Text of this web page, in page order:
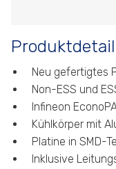
Neu gefertigtes
Non-ESS und
Infineon
Kühlkörper mit
Platine in SMD-
Inklusive